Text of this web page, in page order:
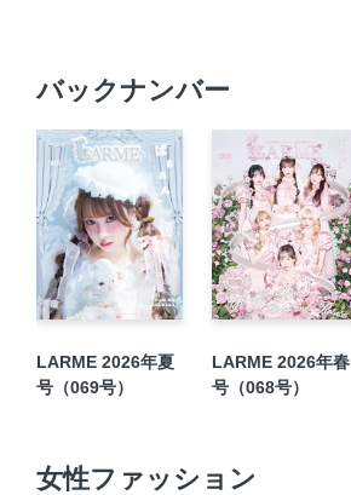
バックナンバー
LARME 2026年夏
号（069号）
LARME 2026年春
号（068号）
女性ファッション